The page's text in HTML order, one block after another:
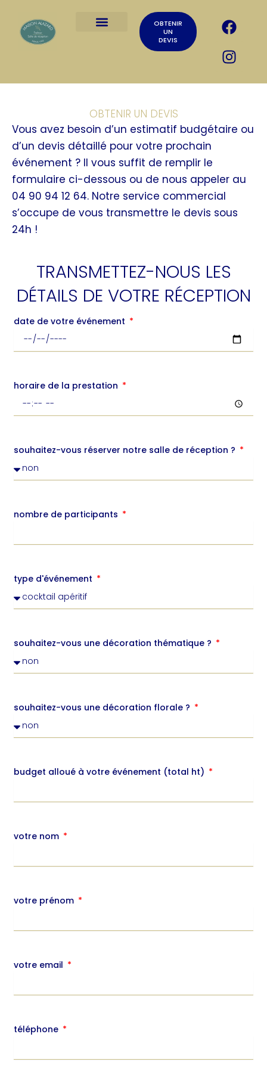
contenu
OBTENIR
UN
DEVIS
F
a
c
e
b
k
I
n
s
t
a
a
m
OBTENIR UN DEVIS
Vous avez besoin d’un estimatif budgétaire ou
d’un devis détaillé pour votre prochain
événement ? Il vous suffit de remplir le
formulaire ci-dessous ou de nous appeler au
04 90 94 12 64. Notre service commercial
s’occupe de vous transmettre le devis sous
24h !
TRANSMETTEZ-NOUS LES
DÉTAILS DE VOTRE RÉCEPTION
date de votre événement
horaire de la prestation
souhaitez-vous réserver notre salle de réception ?
nombre de participants
type d'événement
souhaitez-vous une décoration thématique ?
souhaitez-vous une décoration florale ?
budget alloué à votre événement (total ht)
votre nom
votre prénom
votre email
téléphone